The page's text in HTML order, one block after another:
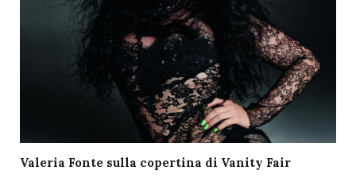
Valeria Fonte sulla copertina di Vanity Fair